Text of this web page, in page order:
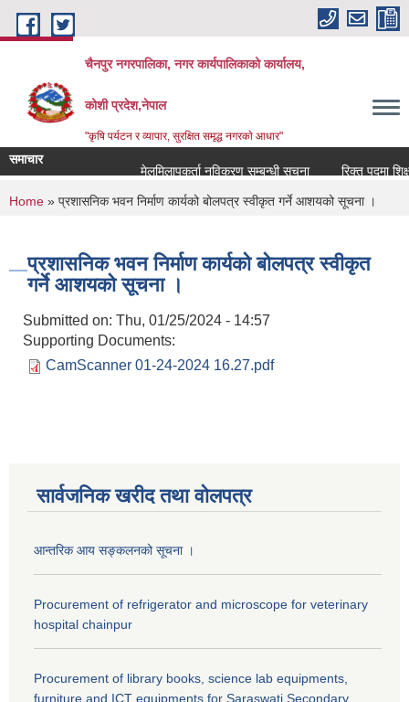
Skip to main content
चैनपुर नगरपालिका, नगर कार्यपालिकाको कार्यालय,
कोशी प्रदेश,नेपाल
"कृषि पर्यटन र व्यापार, सुरक्षित समृद्ध नगरकाे आधार"
समाचार
मेलमिलापकर्ता नविकरण सम्बन्धी सूचना
रिक्त पदमा
You are here
Home » प्रशासनिक भवन निर्माण कार्यको बोलपत्र स्वीकृत गर्ने आशयको सूचना ।
प्रशासनिक भवन निर्माण कार्यको बोलपत्र स्वीकृत
गर्ने आशयको सूचना ।
Submitted on: Thu, 01/25/2024 - 14:57
Supporting Documents:
CamScanner 01-24-2024 16.27.pdf
सार्वजनिक खरीद तथा वाेलपत्र
आन्तरिक आय सङ्कलनको सूचना ।
Procurement of refrigerator and microscope for veterinary
hospital chainpur
Procurement of library books, science lab equipments,
furniture and ICT equipments for Saraswati Secondary